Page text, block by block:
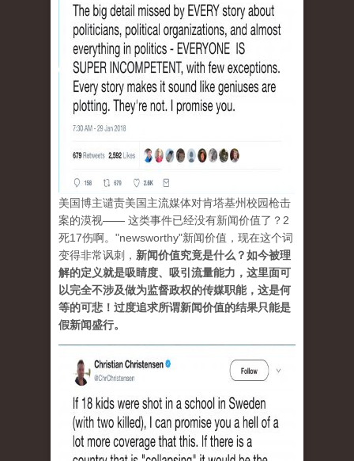
美国博主谴责美国主流媒体对肯塔基州校园枪击
案的漠视—— 这类事件已经没有新闻价值了？2
死17伤啊。"newsworthy"新闻价值，现在这个词
变得非常讽刺， 新闻价值究竟是什么？如今被理
解的定义就是吸睛度、吸引流量能力，这里面可
以完全不涉及做为监督政权的传媒职能，这是何
等的可悲！过度追求所谓新闻价值的结果只能是
假新闻盛行。